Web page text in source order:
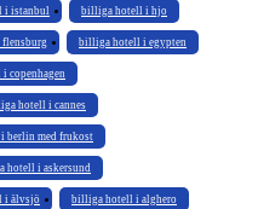
i istanbul billiga hotell i hjo
billiga hotell i egypten
copenhagen
hotell i cannes
berlin med frukost
hotell i askersund
i älvsjö billiga hotell i alghero